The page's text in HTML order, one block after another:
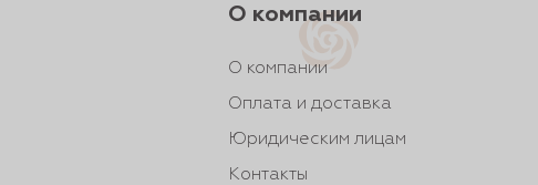
О компании
О компании
Оплата и доставка
Юридическим лицам
Контакты